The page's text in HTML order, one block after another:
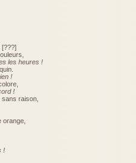
[???]
les heures !
!
!
raison,
orange,
!